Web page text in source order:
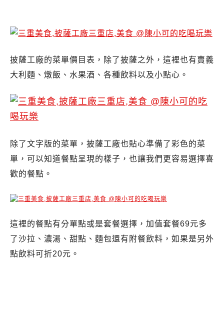
披薩工廠的菜單價目表，除了披薩之外，這裡也有賣義
大利麵、燉飯、水果酒、各種飲料以及小點心。
除了文字版的菜單，披薩工廠也貼心準備了彩色的菜
單，可以知道餐點呈現的樣子，也讓我們更容易選擇喜
歡的餐點。
這裡的餐點有分單點或是套餐選擇，加值套餐69元多
了沙拉、濃湯、甜點、麵包還有附餐飲料，如果是另外
點飲料可折20元。